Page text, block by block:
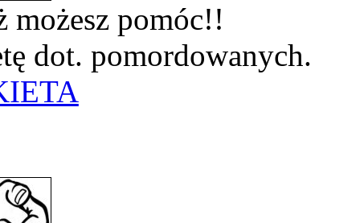
możesz pomóc!!
dot. pomordowanych.